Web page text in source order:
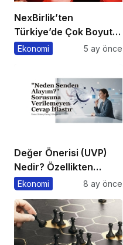
NexBirlik’ten
Türkiye’de Çok Boyutlu
Marka Hamlesi
Ekonomi 5 ay önce
Değer Önerisi (UVP)
Nedir? Özellikten
Faydaya Geçiş
Ekonomi 8 ay önce